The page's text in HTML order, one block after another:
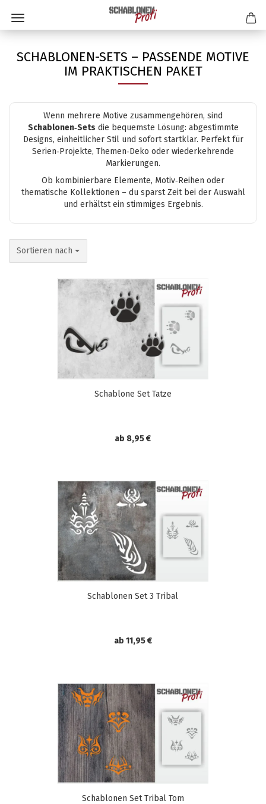
SCHABLONEN-SETS – PASSENDE MOTIVE
IM PRAKTISCHEN PAKET
Wenn mehrere Motive zusammengehören, sind
Schablonen‑Sets die bequemste Lösung: abgestimmte
Designs, einheitlicher Stil und sofort startklar. Perfekt für
Serien‑Projekte, Themen‑Deko oder wiederkehrende
Markierungen.
Ob kombinierbare Elemente, Motiv‑Reihen oder
thematische Kollektionen – du sparst Zeit bei der Auswahl
und erhältst ein stimmiges Ergebnis.
Sortieren nach
Sortieren nach
Schablone Set Tatze
ab 8,95 €
Schablonen Set 3 Tribal
ab 11,95 €
Schablonen Set Tribal Tom